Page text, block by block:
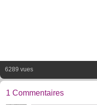
6289 vues
1 Commentaires